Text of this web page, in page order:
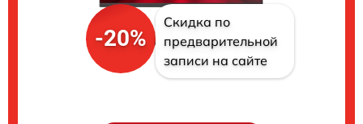
-20%
Скидка по
предварительной
записи на сайте